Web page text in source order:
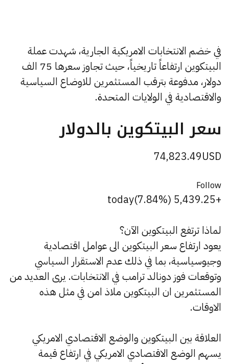
في خضم الانتخابات الامريكية الجارية، شهدت عملة
البيتكوين ارتفاعاً تاريخياً، حيث تجاوز سعرها 75 الف
دولار، مدفوعة بترقب المستثمرين للاوضاع السياسية
والاقتصادية في الولايات المتحدة.
سعر البيتكوين بالدولار
74,823.49USD
Follow
+5,439.25 (7.84%)
today
لماذا ترتفع البيتكوين الآن؟
يعود ارتفاع سعر البيتكوين الى عوامل اقتصادية
وجيوسياسية، بما في ذلك عدم الاستقرار السياسي
وتوقعات فوز دونالد ترامب في الانتخابات. يرى العديد من
المستثمرين ان البيتكوين ملاذ امن في مثل هذه
الاوقات.
العلاقة بين البيتكوين والوضع الاقتصادي الامريكي
يسهم الوضع الاقتصادي الامريكي في ارتفاع قيمة